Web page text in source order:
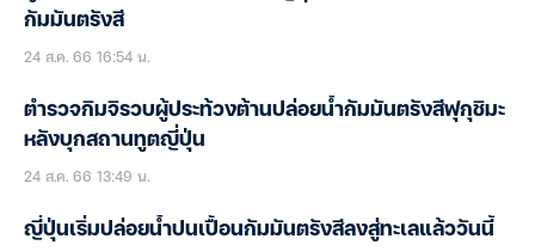
กัมมันตรังสี
24 ส.ค. 66 16:54 น.
ตำรวจกิมจิรวบผู้ประท้วงต้านปล่อยน้ำกัมมันตรังสีฟุกุชิมะ
หลังบุกสถานทูตญี่ปุ่น
24 ส.ค. 66 13:49 น.
ญี่ปุ่นเริ่มปล่อยน้ำปนเปื้อนกัมมันตรังสีลงสู่ทะเลแล้ววันนี้